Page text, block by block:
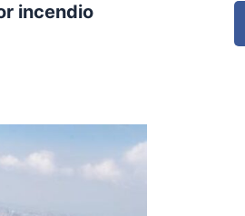
incendio